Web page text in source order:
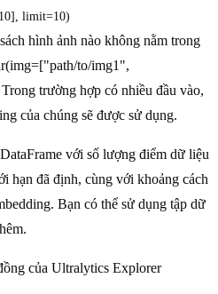
limit=10)
hình ảnh nào không nằm trong
to/img1",
trường hợp có nhiều đầu vào,
của chúng sẽ được sử dụng.
với số lượng điểm dữ liệu
hạn đã định, cùng với khoảng cách
Bạn có thể sử dụng tập dữ